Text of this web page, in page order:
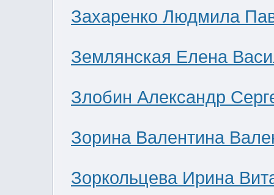
Захаренко Людмила
Землянская Елена
Злобин Александр
Зорина Валентина
Зоркольцева Ирина